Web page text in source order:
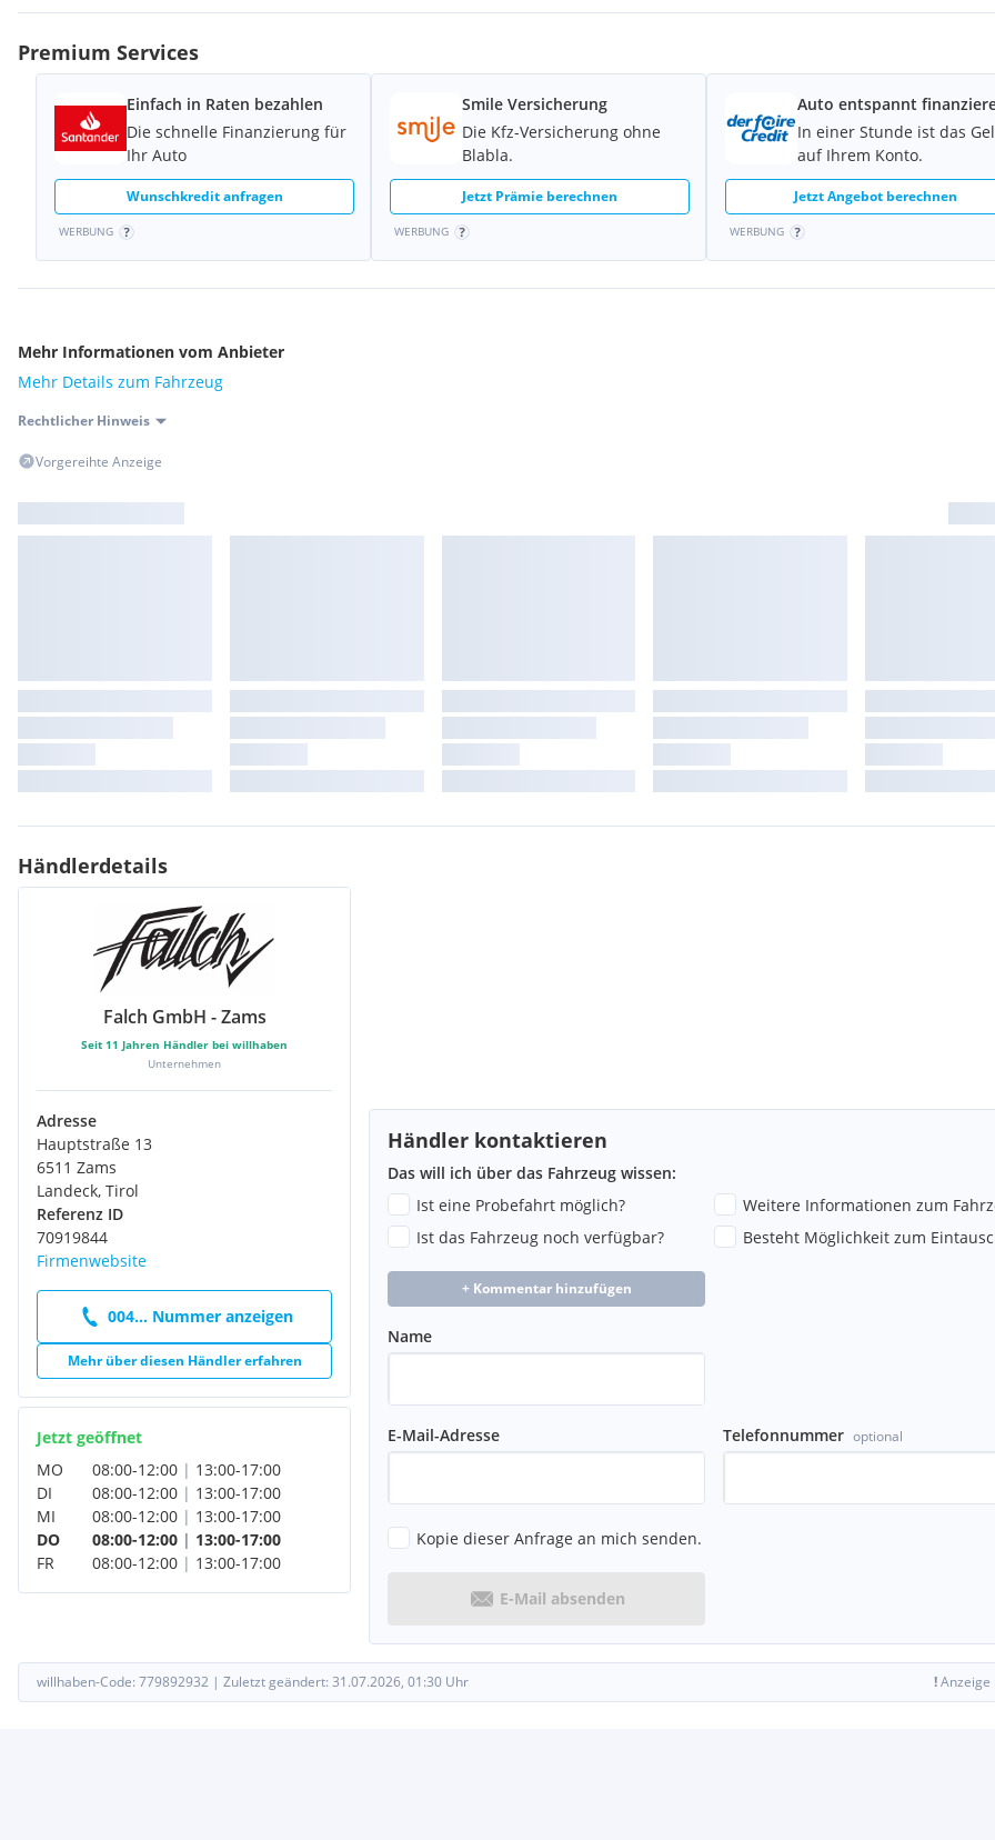
Premium Services
Einfach in Raten bezahlen
Die schnelle Finanzierung für
Ihr Auto
Wunschkredit anfragen
WERBUNG
Smile Versicherung
Die Kfz-Versicherung ohne
Blabla.
Jetzt Prämie berechnen
WERBUNG
Auto entspannt
In einer Stunde ist das
auf Ihrem Konto.
Jetzt Angebot berechnen
WERBUNG
Mehr Informationen vom Anbieter
Mehr Details zum Fahrzeug
Rechtlicher Hinweis
Vorgereihte Anzeige
Händlerdetails
Falch GmbH - Zams
Seit 11 Jahren Händler bei willhaben
Unternehmen
Adresse
Hauptstraße 13
6511 Zams
Landeck, Tirol
Referenz ID
70919844
Firmenwebsite
004... Nummer anzeigen
Mehr über diesen Händler erfahren
Jetzt geöffnet
MO
08:00-12:00 | 13:00-17:00
DI
08:00-12:00 | 13:00-17:00
MI
08:00-12:00 | 13:00-17:00
DO
08:00-12:00 | 13:00-17:00
FR
08:00-12:00 | 13:00-17:00
Händler kontaktieren
Das will ich über das Fahrzeug wissen:
Ist eine Probefahrt möglich?
Weitere Informationen zum
Ist das Fahrzeug noch verfügbar?
Besteht Möglichkeit zum
+ Kommentar hinzufügen
Name
E-Mail-Adresse Telefonnummer optional
Kopie dieser Anfrage an mich senden.
E-Mail absenden
willhaben-Code: 779892932 | Zuletzt geändert: 31.07.2026, 01:30 Uhr !Anzeige